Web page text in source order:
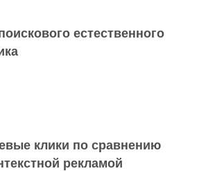
естественного
клики по сравнению
рекламой